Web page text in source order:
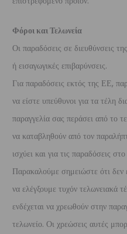
Φόροι και Τελωνεία
Οι παραδόσεις σε διευθύνσεις
ή εισαγωγικές επιβαρύνσεις.
Για παραδόσεις εκτός της ΕΕ,
να είστε υπεύθυνοι για τα τέλη
παραγγελία σας περάσει από το
να καταβληθούν από τον
ισχύει και για τις παραδόσεις
Παρακαλούμε σημειώστε ότι
να ελέγξουμε τυχόν τελωνειακά
ενδέχεται να χρεωθούν στην
τελωνείο. Οι χρεώσεις αυτές